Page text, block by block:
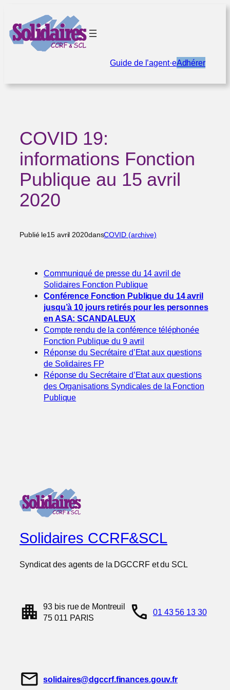
contenu
Guide de l’agent·eAdhérer
COVID 19:
informations Fonction
Publique au 15 avril
2020
Publié le15 avril 2020dansCOVID (archive)
Communiqué de presse du 14 avril de
Solidaires Fonction Publique
Conférence Fonction Publique du 14 avril
jusqu’à 10 jours retirés pour les personnes
en ASA: SCANDALEUX
Compte rendu de la conférence téléphonée
Fonction Publique du 9 avril
Réponse du Secrétaire d’Etat aux questions
de Solidaires FP
Réponse du Secrétaire d’Etat aux questions
des Organisations Syndicales de la Fonction
Publique
Solidaires CCRF&SCL
Syndicat des agents de la DGCCRF et du SCL
apartment
93 bis rue de Montreuil
75 011 PARIS
call 01 43 56 13 30
mail solidaires@dgccrf.finances.gouv.fr